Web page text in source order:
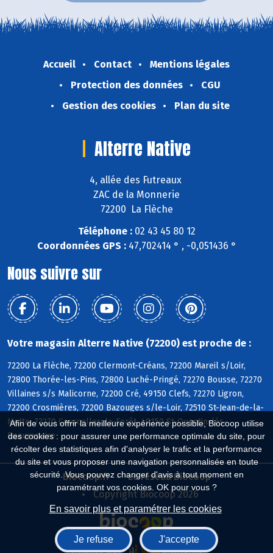
Afin de vous offrir la meilleure expérience possible, Biocoop utilise
des cookies : pour assurer une performance optimale du site, pour
récolter des statistiques afin d'analyser le trafic et la performance
du site et vous proposer une navigation personnalisée en toute
sécurité. Vous pouvez changer d'avis à tout moment en
paramétrant vos cookies. OK pour vous ?
En savoir plus et paramétrer les cookies
Je refuse J'accepte
Accueil Contact
Mentions légales
Protection des données
CGU
Gestion des cookies
Plan du site
Alterre Native
4, allée des Futreaux
ZAC de la Monnerie
72200 La Flèche
Téléphone :02 43 45 80 12
Coordonnées GPS :47,702414 ° , -0,051436 °
Nous suivre sur
Votre magasin Alterre Native (72200) est proche de :
72200 La Flèche, 72200 Clermont-Créans, 72200 Mareil s/Loir,
72800 Thorée-les-Pins, 72800 Luché-Pringé, 72270 Bousse, 72270
Villaines s/s Malicorne, 72200 Cré, 49150 Clefs, 72270 Ligron,
72200 Crosmières, 72200 Bazouges s/le-Loir, 72510 St-Jean-de-la-
Motte, 72270 Courcelles-la-Forêt, 49150 St-Quentin-lès-
Beaurepaire
Biocoop.fr
Le réseau Biocoop
Copyright Biocoop 2026
Réalisé par